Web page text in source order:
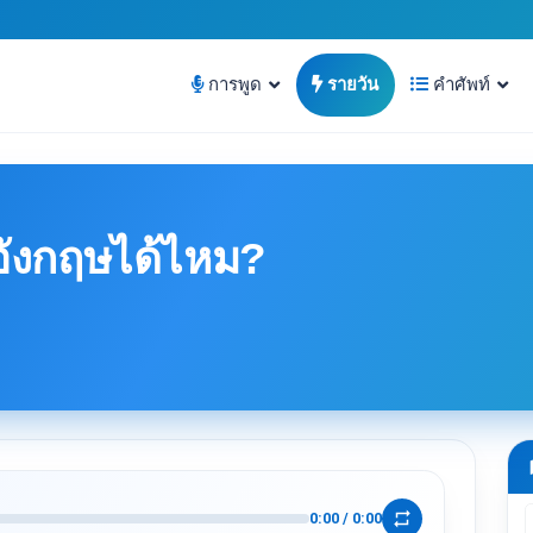
การพูด รายวัน คำศัพท์
กฤษได้ไหม?
0:00 / 0:00 repeat